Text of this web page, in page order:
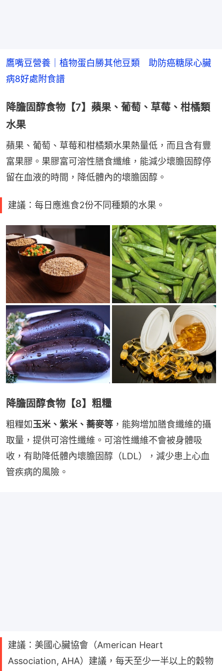
鷹嘴豆營養｜植物蛋白勝其他豆類　助防癌糖尿心臟
病8好處附食譜
降膽固醇食物【7】蘋果、葡萄、草莓、柑橘類
水果
蘋果、葡萄、草莓和柑橘類水果熱量低，而且含有豐
富果膠。果膠富可溶性膳食纖維，能減少壞膽固醇停
留在血液的時間，降低體內的壞膽固醇。
建議：每日應進食2份不同種類的水果。
降膽固醇食物【8】粗糧
粗糧如玉米、紫米、蕎麥等 ，能夠增加膳食纖維的攝
取量，提供可溶性纖維。可溶性纖維不會被身體吸
收，有助降低體內壞膽固醇（LDL），減少患上心血
管疾病的風險。
建議：美國心臟協會（American Heart
Association, AHA）建議，每天至少一半以上的穀物